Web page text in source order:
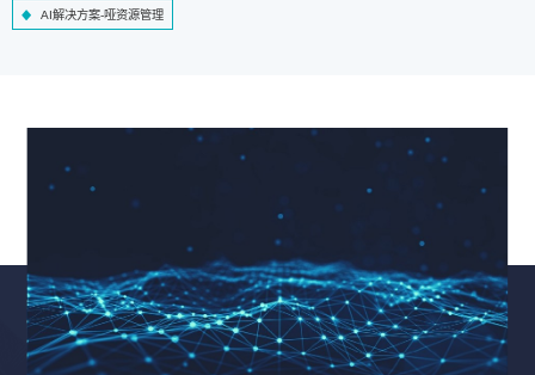
AI解决方案-哑资源管理